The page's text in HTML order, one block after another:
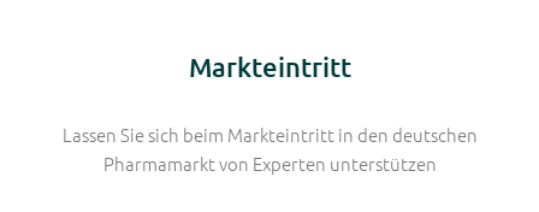
Markteintritt
Lassen Sie sich beim Markteintritt in den deutschen
Pharmamarkt von Experten unterstützen